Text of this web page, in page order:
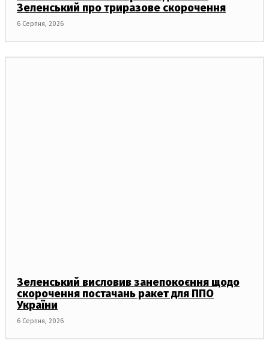
Зеленський про триразове скорочення
6 Серпня, 2026
Зеленський висловив занепокоєння щодо
скорочення постачань ракет для ППО
України
6 Серпня, 2026